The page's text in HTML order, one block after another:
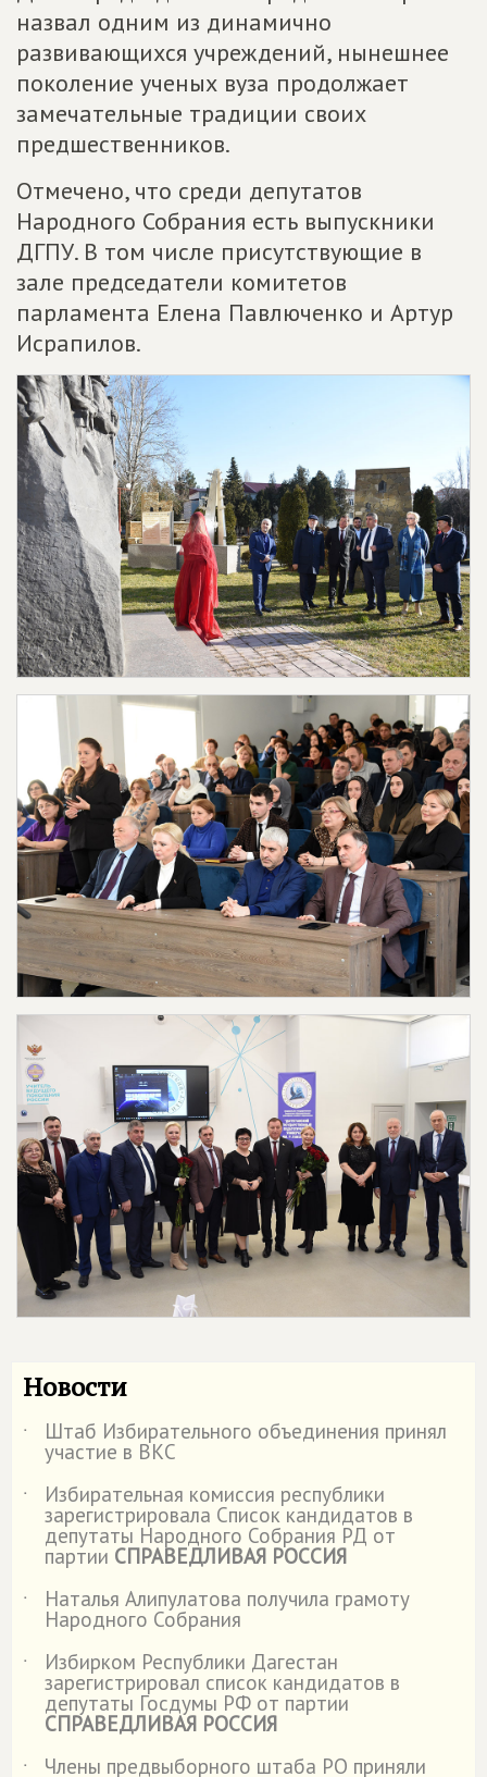
назвал одним из динамично
развивающихся учреждений, нынешнее
поколение ученых вуза продолжает
замечательные традиции своих
предшественников.
Отмечено, что среди депутатов
Народного Собрания есть выпускники
ДГПУ. В том числе присутствующие в
зале председатели комитетов
парламента Елена Павлюченко и Артур
Исрапилов.
Новости
˙ Штаб Избирательного объединения принял
участие в ВКС
˙
Избирательная комиссия республики
зарегистрировала Список кандидатов в
депутаты Народного Собрания РД от
партии СПРАВЕДЛИВАЯ РОССИЯ
˙
Наталья Алипулатова получила грамоту
Народного Собрания
˙
Избирком Республики Дагестан
зарегистрировал список кандидатов в
депутаты Госдумы РФ от партии
СПРАВЕДЛИВАЯ РОССИЯ
˙
Члены предвыборного штаба РО приняли